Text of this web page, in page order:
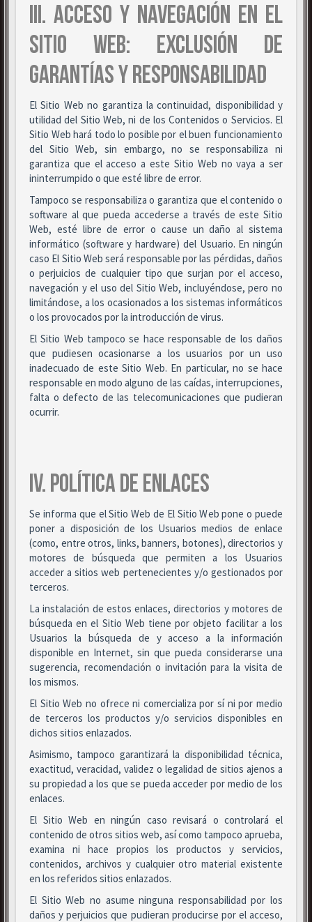
III. ACCESO Y NAVEGACIÓN EN EL
SITIO WEB: EXCLUSIÓN DE
GARANTÍAS Y RESPONSABILIDAD
El Sitio Web no garantiza la continuidad, disponibilidad y
utilidad del Sitio Web, ni de los Contenidos o Servicios. El
Sitio Web hará todo lo posible por el buen funcionamiento
del Sitio Web, sin embargo, no se responsabiliza ni
garantiza que el acceso a este Sitio Web no vaya a ser
ininterrumpido o que esté libre de error.
Tampoco se responsabiliza o garantiza que el contenido o
software al que pueda accederse a través de este Sitio
Web, esté libre de error o cause un daño al sistema
informático (software y hardware) del Usuario. En ningún
caso El Sitio Web será responsable por las pérdidas, daños
o perjuicios de cualquier tipo que surjan por el acceso,
navegación y el uso del Sitio Web, incluyéndose, pero no
limitándose, a los ocasionados a los sistemas informáticos
o los provocados por la introducción de virus.
El Sitio Web tampoco se hace responsable de los daños
que pudiesen ocasionarse a los usuarios por un uso
inadecuado de este Sitio Web. En particular, no se hace
responsable en modo alguno de las caídas, interrupciones,
falta o defecto de las telecomunicaciones que pudieran
ocurrir.
IV. POLÍTICA DE ENLACES
Se informa que el Sitio Web de El Sitio Web pone o puede
poner a disposición de los Usuarios medios de enlace
(como, entre otros, links, banners, botones), directorios y
motores de búsqueda que permiten a los Usuarios
acceder a sitios web pertenecientes y/o gestionados por
terceros.
La instalación de estos enlaces, directorios y motores de
búsqueda en el Sitio Web tiene por objeto facilitar a los
Usuarios la búsqueda de y acceso a la información
disponible en Internet, sin que pueda considerarse una
sugerencia, recomendación o invitación para la visita de
los mismos.
El Sitio Web no ofrece ni comercializa por sí ni por medio
de terceros los productos y/o servicios disponibles en
dichos sitios enlazados.
Asimismo, tampoco garantizará la disponibilidad técnica,
exactitud, veracidad, validez o legalidad de sitios ajenos a
su propiedad a los que se pueda acceder por medio de los
enlaces.
El Sitio Web en ningún caso revisará o controlará el
contenido de otros sitios web, así como tampoco aprueba,
examina ni hace propios los productos y servicios,
contenidos, archivos y cualquier otro material existente
en los referidos sitios enlazados.
El Sitio Web no asume ninguna responsabilidad por los
daños y perjuicios que pudieran producirse por el acceso,